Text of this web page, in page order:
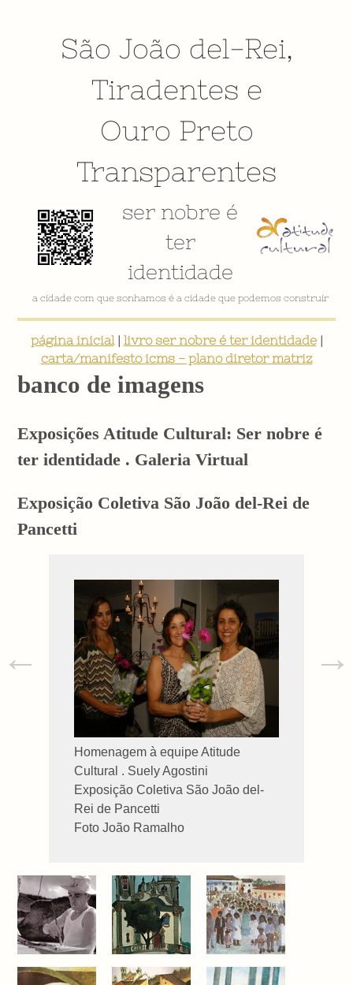
São João del-Rei,
Tiradentes e
Ouro Preto
Transparentes
ser nobre é
ter
identidade
VÍDEO INSTITUCIONAL
página inicial| livro ser nobre é ter identidade|
carta/manifesto icms - plano diretor matriz
banco de imagens
Exposições Atitude Cultural: Ser nobre é
ter identidade . Galeria Virtual
Exposição Coletiva São João del-Rei de
Pancetti
Homenagem à equipe Atitude
Cultural . Suely Agostini
Exposição Coletiva São João del-
Rei de Pancetti
Foto João Ramalho
← →